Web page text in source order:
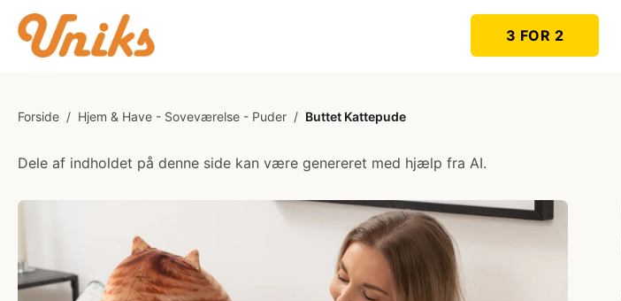
3 FOR 2
Forside / Hjem & Have - Soveværelse - Puder / Buttet Kattepude
Dele af indholdet på denne side kan være genereret med hjælp fra AI.